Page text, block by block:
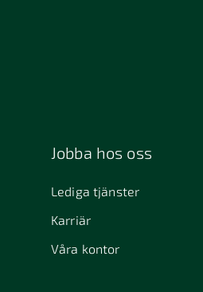
Jobba hos oss
Lediga tjänster
Karriär
Våra kontor